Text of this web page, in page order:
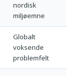
nordisk
miljøemne
Globalt
voksende
problemfelt